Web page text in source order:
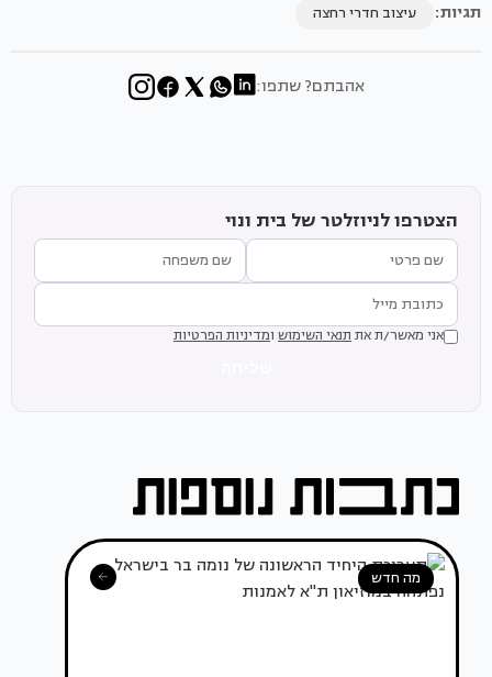
תגיות: עיצוב חדרי רחצה
אהבתם? שתפו:
הצטרפו לניוזלטר של בית ונוי
אני מאשר/ת את תנאי השימוש ומדיניות הפרטיות
מה חדש